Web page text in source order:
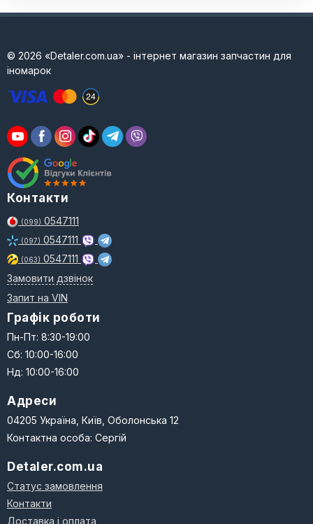
© 2026 «Detaler.com.ua» - інтернет магазин запчастин для
іномарок
Контакти
(099) 0547111
(097) 0547111
(063) 0547111
Замовити дзвінок
Запит на VIN
Графік роботи
Пн-Пт: 8:30-19:00
Сб: 10:00-16:00
Нд: 10:00-16:00
Адреси
04205 Україна, Київ, Оболонська 12
Контактна особа: Сергій
Detaler.com.ua
Статус замовлення
Контакти
Доставка і оплата